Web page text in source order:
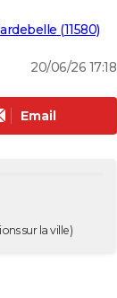
(11580)
20/06/26 17:18
Email
sur la ville)